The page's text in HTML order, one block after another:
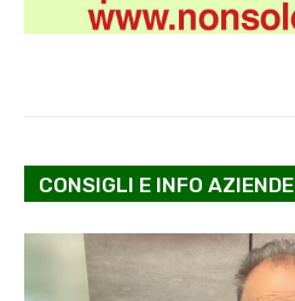
CONSIGLI E INFO AZIENDE